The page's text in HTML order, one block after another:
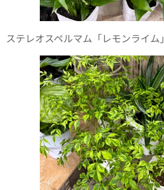
ステレオスペルマム「レモンライム」